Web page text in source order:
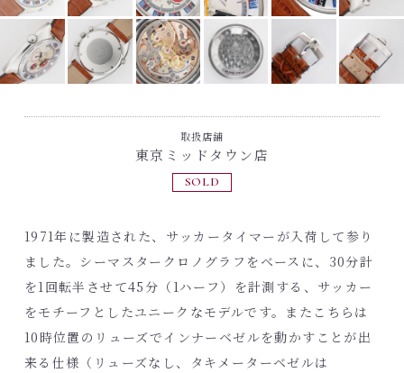
取扱店舗
東京ミッドタウン店
SOLD
1971年に製造された、サッカータイマーが入荷して参り
ました。シーマスタークロノグラフをベースに、30分計
を1回転半させて45分（1ハーフ）を計測する、サッカー
をモチーフとしたユニークなモデルです。またこちらは
10時位置のリューズでインナーベゼルを動かすことが出
来る仕様（リューズなし、タキメーターベゼルは